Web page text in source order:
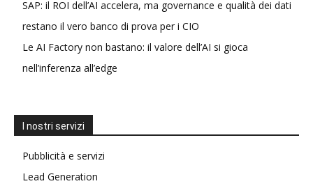
SAP: il ROI dell’AI accelera, ma governance e qualità dei dati
restano il vero banco di prova per i CIO
Le AI Factory non bastano: il valore dell’AI si gioca
nell’inferenza all’edge
I nostri servizi
Pubblicità e servizi
Lead Generation